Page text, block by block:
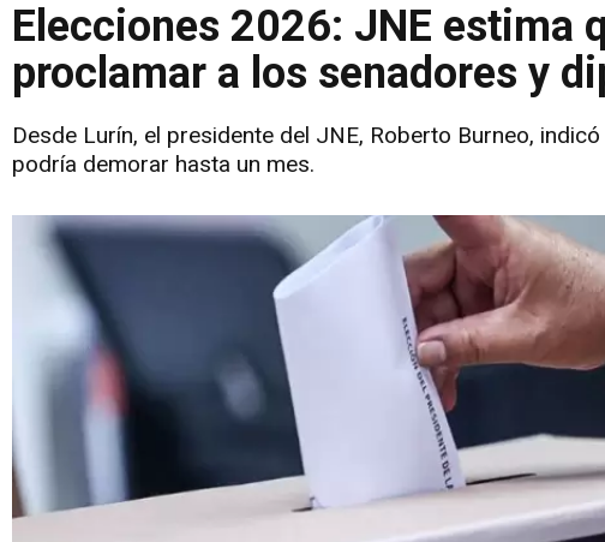
Elecciones 2026: JNE estima
proclamar a los senadores y
Desde Lurín, el presidente del JNE, Roberto Burneo,
podría demorar hasta un mes.